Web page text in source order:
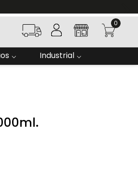
0
Industrial